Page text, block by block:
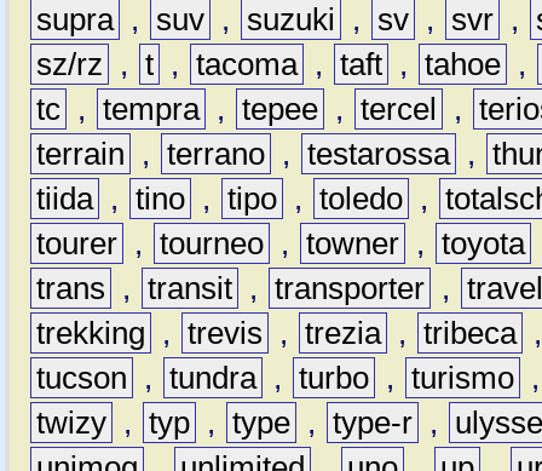
supra , suv , suzuki , sv , svr ,
sz/rz
, t , tacoma , taft , tahoe ,
tc , tempra , tepee , tercel ,
terrain
, terrano , testarossa ,
tiida , tino , tipo , toledo ,
tourer , tourneo , towner , toyota
trans
, transit , transporter ,
trekking
, trevis , trezia , tribeca
tucson
, tundra , turbo , turismo
twizy , typ , type , type-r ,